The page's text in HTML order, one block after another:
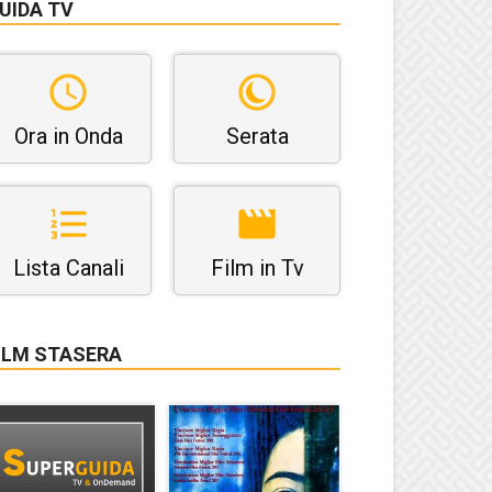
TV
Ora in Onda Serata
Lista Canali Film in Tv
STASERA